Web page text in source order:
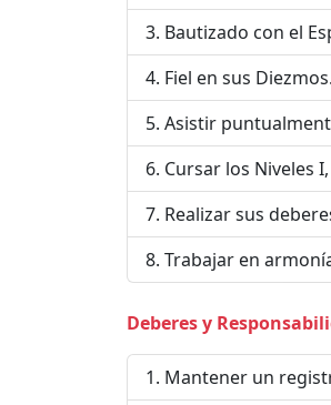
Bautizado con el
Fiel en sus Diezmos.
Asistir
Cursar los Niveles
Realizar sus
Trabajar en
Deberes y
Mantener un